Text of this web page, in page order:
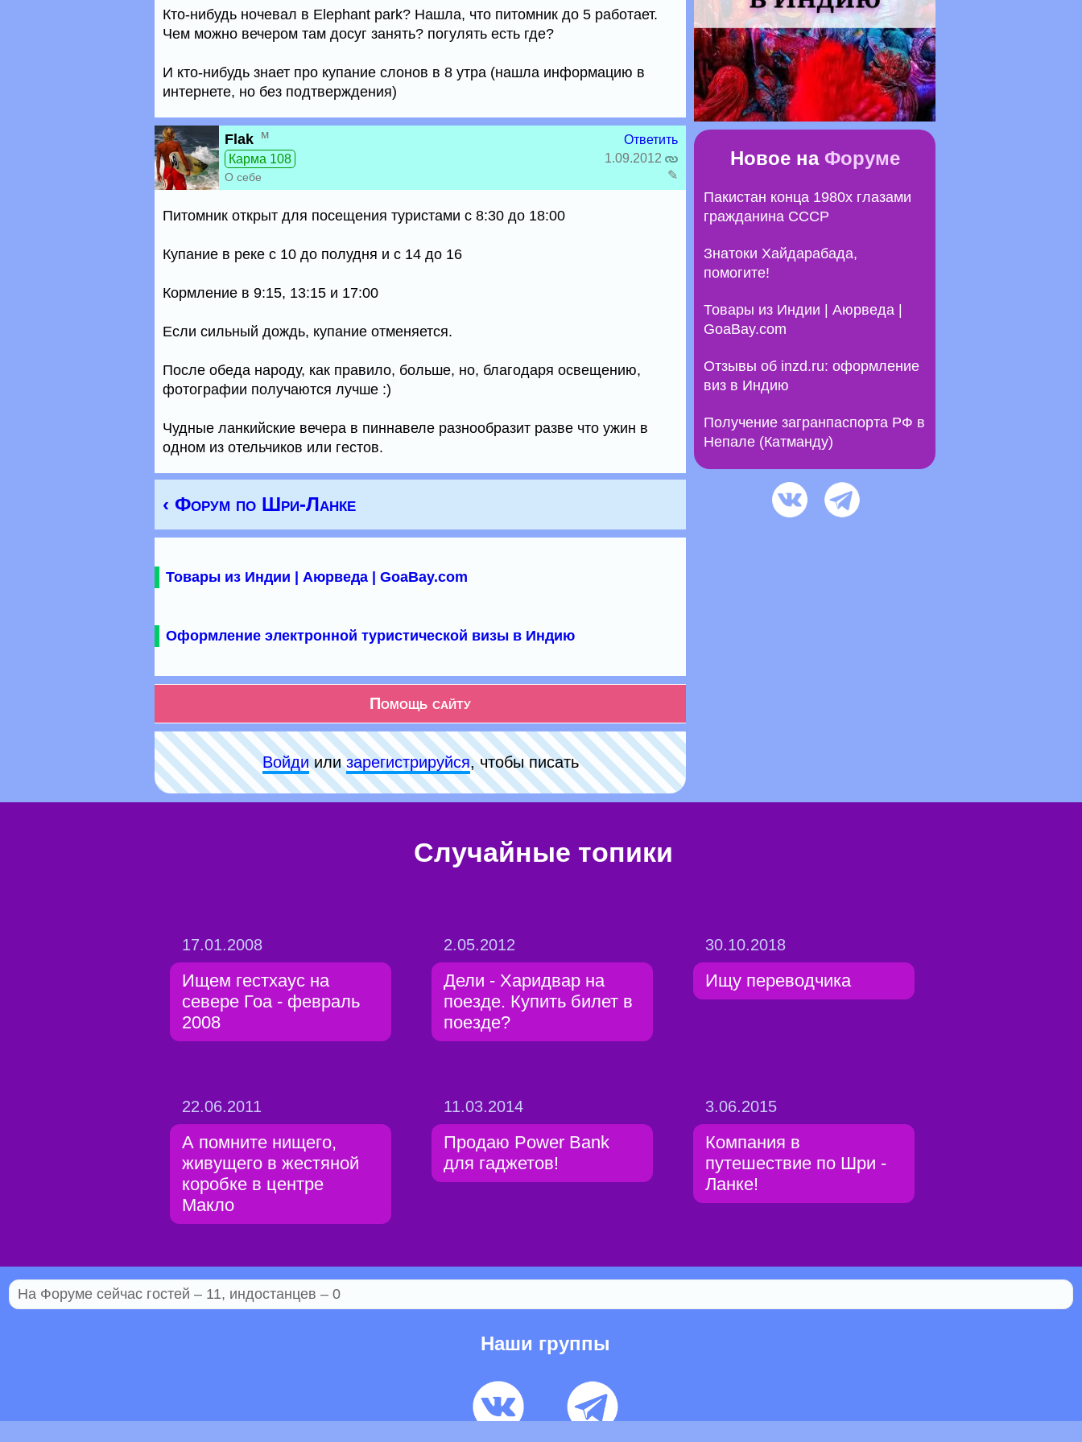
Кто-нибудь ночевал в Elephant park? Нашла, что питомник до 5 работает.
Чем можно вечером там досуг занять? погулять есть где?
И кто-нибудь знает про купание слонов в 8 утра (нашла информацию в
интернете, но без подтверждения)
Flak м
Карма 108
О себе
Ответить
1.09.2012
✎
Питомник открыт для посещения туристами с 8:30 до 18:00
Купание в реке с 10 до полудня и с 14 до 16
Кормление в 9:15, 13:15 и 17:00
Если сильный дождь, купание отменяется.
После обеда народу, как правило, больше, но, благодаря освещению,
фотографии получаются лучше :)
Чудные ланкийские вечера в пиннавеле разнообразит разве что ужин в
одном из отельчиков или гестов.
‹ Форум по Шри-Ланке
Товары из Индии | Аюрведа | GoaBay.com
Оформление электронной туристической визы в Индию
Помощь сайту
Войдиилизарeгиcтpируйся, чтобы писать
Новое на Форуме
Пакистан конца 1980х глазами
гражданина СССР
Знатоки Хайдарабада,
помогите!
Товары из Индии | Аюрведа |
GoaBay.com
Отзывы об inzd.ru: оформление
виз в Индию
Получение загранпаспорта РФ в
Непале (Катманду)
Случайные топики
17.01.2008
Ищем гестхаус на
севере Гоа - февраль
2008
2.05.2012
Дели - Харидвар на
поезде. Купить билет в
поезде?
30.10.2018
Ищу переводчика
22.06.2011
А помните нищего,
живущего в жестяной
коробке в центре
Макло
11.03.2014
Продаю Power Bank
для гаджетов!
3.06.2015
Компания в
путешествие по Шри -
Ланке!
На Форуме сейчас гостей – 11, индостанцев – 0
Наши группы